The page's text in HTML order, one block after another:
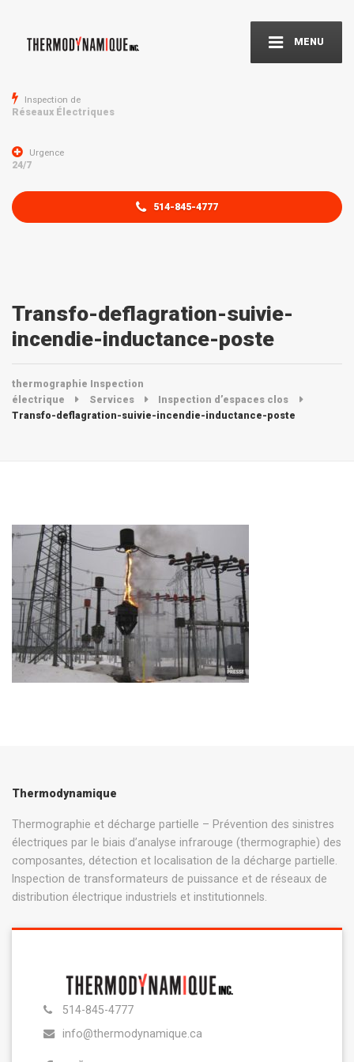
MENU
Inspection de
Réseaux Électriques
Urgence
24/7
514-845-4777
Transfo-deflagration-suivie-
incendie-inductance-poste
thermographie Inspection
électrique
Services
Inspection d’espaces clos
Transfo-deflagration-suivie-incendie-inductance-poste
Thermodynamique
Thermographie et décharge partielle – Prévention des sinistres
électriques par le biais d’analyse infrarouge (thermographie) des
composantes, détection et localisation de la décharge partielle.
Inspection de transformateurs de puissance et de réseaux de
distribution électrique industriels et institutionnels.
514-845-4777
info@thermodynamique.ca